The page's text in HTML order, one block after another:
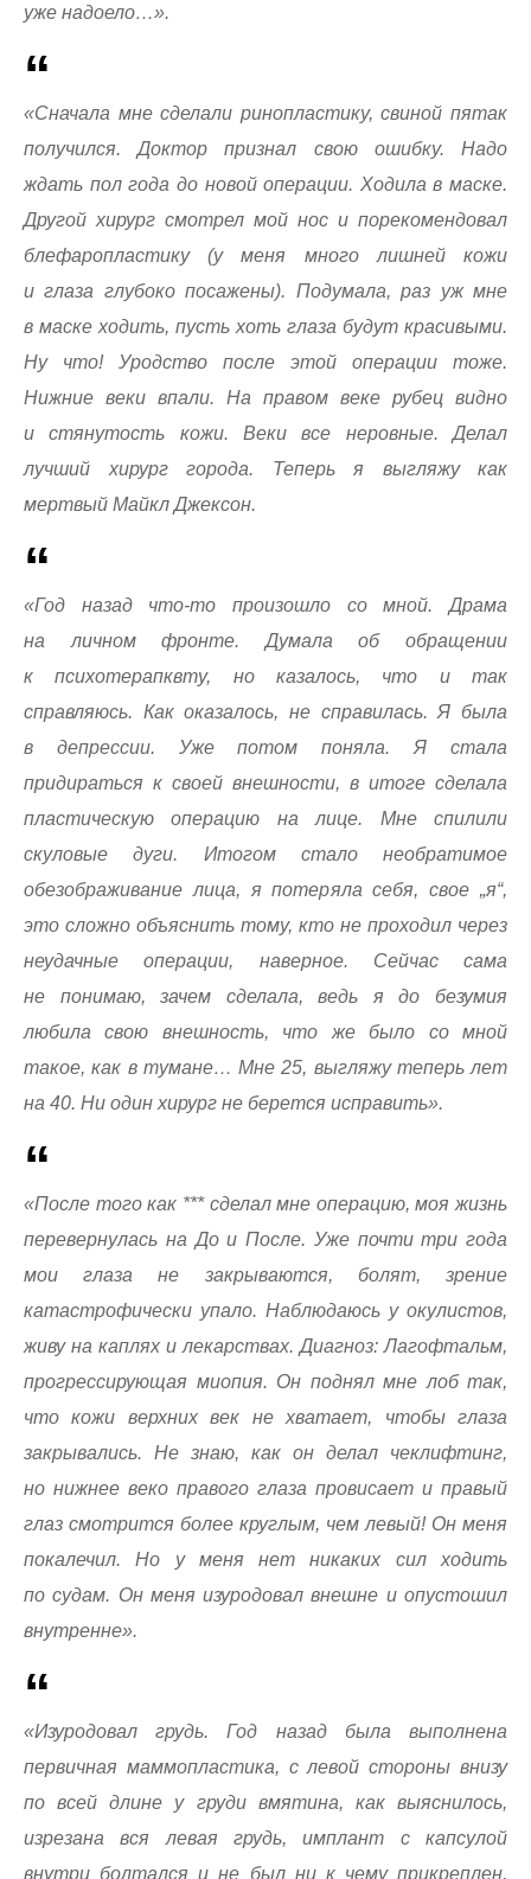
уже надоело…».
«Сначала мне сделали ринопластику, свиной пятак
получился. Доктор признал свою ошибку. Надо
ждать пол года до новой операции. Ходила в маске.
Другой хирург смотрел мой нос и порекомендовал
блефаропластику (у меня много лишней кожи
и глаза глубоко посажены). Подумала, раз уж мне
в маске ходить, пусть хоть глаза будут красивыми.
Ну что! Уродство после этой операции тоже.
Нижние веки впали. На правом веке рубец видно
и стянутость кожи. Веки все неровные. Делал
лучший хирург города. Теперь я выгляжу как
мертвый Майкл Джексон.
«Год назад что-то произошло со мной. Драма
на личном фронте. Думала об обращении
к психотерапквту, но казалось, что и так
справляюсь. Как оказалось, не справилась. Я была
в депрессии. Уже потом поняла. Я стала
придираться к своей внешности, в итоге сделала
пластическую операцию на лице. Мне спилили
скуловые дуги. Итогом стало необратимое
обезображивание лица, я потеряла себя, свое „я“,
это сложно объяснить тому, кто не проходил через
неудачные операции, наверное. Сейчас сама
не понимаю, зачем сделала, ведь я до безумия
любила свою внешность, что же было со мной
такое, как в тумане… Мне 25, выгляжу теперь лет
на 40. Ни один хирург не берется исправить».
«После того как *** сделал мне операцию, моя жизнь
перевернулась на До и После. Уже почти три года
мои глаза не закрываются, болят, зрение
катастрофически упало. Наблюдаюсь у окулистов,
живу на каплях и лекарствах. Диагноз: Лагофтальм,
прогрессирующая миопия. Он поднял мне лоб так,
что кожи верхних век не хватает, чтобы глаза
закрывались. Не знаю, как он делал чеклифтинг,
но нижнее веко правого глаза провисает и правый
глаз смотрится более круглым, чем левый! Он меня
покалечил. Но у меня нет никаких сил ходить
по судам. Он меня изуродовал внешне и опустошил
внутренне».
«Изуродовал грудь. Год назад была выполнена
первичная маммопластика, с левой стороны внизу
по всей длине у груди вмятина, как выяснилось,
изрезана вся левая грудь, имплант с капсулой
внутри болтался и не был ни к чему прикреплен,